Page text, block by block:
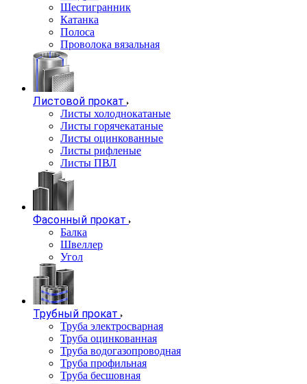
Шестигранник
Катанка
Полоса
Проволока вязальная
Листовой прокат
Листы холоднокатаные
Листы горячекатаные
Листы оцинкованные
Листы рифленые
Листы ПВЛ
Фасонный прокат
Балка
Швеллер
Угол
Трубный прокат
Труба электросварная
Труба оцинкованная
Труба водогазопроводная
Труба профильная
Труба бесшовная